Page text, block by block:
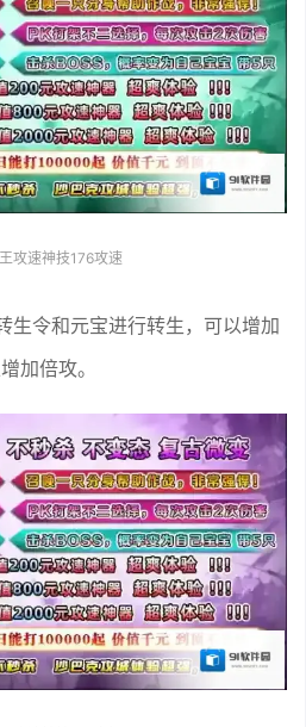
攻速神技176攻速
生令和元宝进行转生，可以增加
加倍攻。